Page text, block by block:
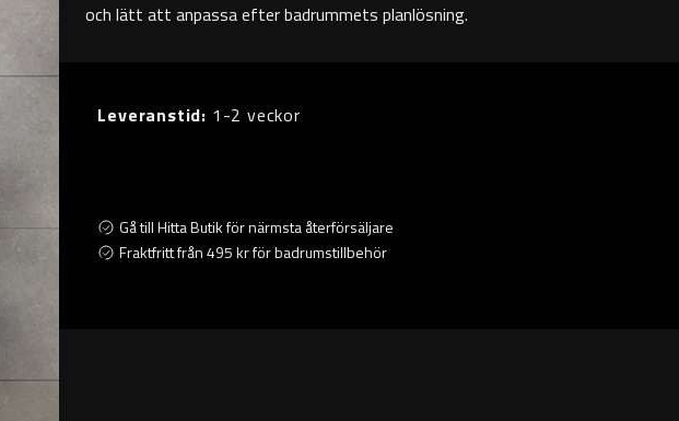
och lätt att anpassa efter badrummets planlösning.
Leveranstid: 1-2 veckor
Gå till Hitta Butik för närmsta återförsäljare
Fraktfritt från 495 kr för badrumstillbehör